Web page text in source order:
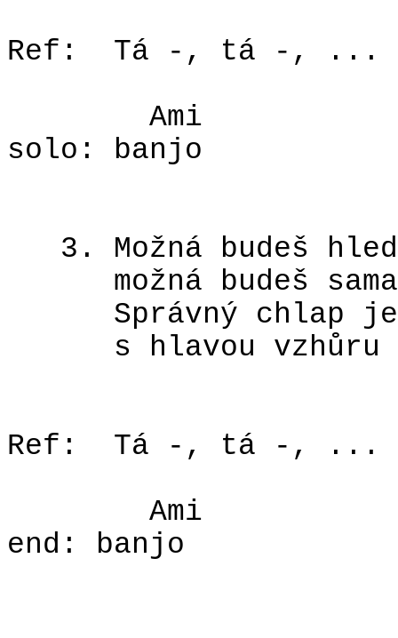
Ref:
Tá -, tá -, ...
Ami
solo: banjo
3. Možná budeš
možná budeš
Správný chlap
s hlavou
Ref:
Tá -, tá -, ...
Ami
end: banjo